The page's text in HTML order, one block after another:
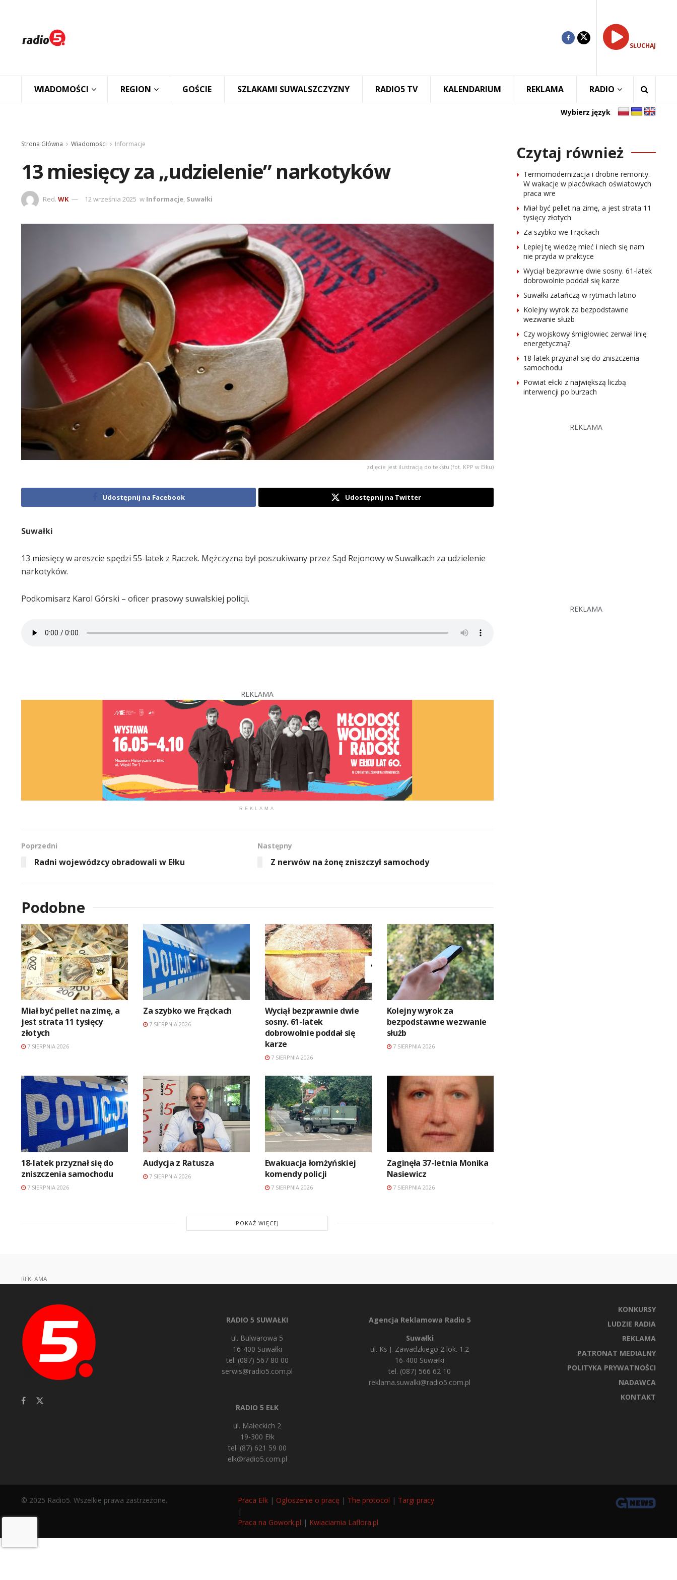
SŁUCHAJ
WIADOMOŚCI REGION GOŚCIE SZLAKAMI SUWALSZCZYZNY RADIO5 TV KALENDARIUM REKLAMA RADIO
Wybierz język
Strona Główna Wiadomości Informacje
13 miesięcy za „udzielenie” narkotyków
Red. WK 12 września 2025 w Informacje, Suwałki
zdjęcie jest ilustracją do tekstu (fot. KPP w Ełku)
Udostępnij na Facebook Udostępnij na Twitter
Suwałki
13 miesięcy w areszcie spędzi 55-latek z Raczek. Mężczyzna był poszukiwany przez Sąd Rejonowy w Suwałkach za udzielenie
narkotyków.
Podkomisarz Karol Górski – oficer prasowy suwalskiej policji.
REKLAMA
REKLAMA
Poprzedni
Radni wojewódzcy obradowali w Ełku
Następny
Z nerwów na żonę zniszczył samochody
Podobne
Miał być pellet na zimę, a
jest strata 11 tysięcy
złotych
7 SIERPNIA 2026
Za szybko we Frąckach
7 SIERPNIA 2026
Wyciął bezprawnie dwie
sosny. 61-latek
dobrowolnie poddał się
karze
7 SIERPNIA 2026
Kolejny wyrok za
bezpodstawne wezwanie
służb
7 SIERPNIA 2026
18-latek przyznał się do
zniszczenia samochodu
7 SIERPNIA 2026
Audycja z Ratusza
7 SIERPNIA 2026
Ewakuacja łomżyńskiej
komendy policji
7 SIERPNIA 2026
Zaginęła 37-letnia Monika
Nasiewicz
7 SIERPNIA 2026
POKAŻ WIĘCEJ
Czytaj również
Termomodernizacja i drobne remonty.
W wakacje w placówkach oświatowych
praca wre
Miał być pellet na zimę, a jest strata 11
tysięcy złotych
Za szybko we Frąckach
Lepiej tę wiedzę mieć i niech się nam
nie przyda w praktyce
Wyciął bezprawnie dwie sosny. 61-latek
dobrowolnie poddał się karze
Suwałki zatańczą w rytmach latino
Kolejny wyrok za bezpodstawne
wezwanie służb
Czy wojskowy śmigłowiec zerwał linię
energetyczną?
18-latek przyznał się do zniszczenia
samochodu
Powiat ełcki z największą liczbą
interwencji po burzach
REKLAMA
REKLAMA
REKLAMA
RADIO 5 SUWAŁKI
ul. Bulwarowa 5
16-400 Suwałki
tel. (087) 567 80 00
serwis@radio5.com.pl
RADIO 5 EŁK
ul. Małeckich 2
19-300 Ełk
tel. (87) 621 59 00
elk@radio5.com.pl
Agencja Reklamowa Radio 5
Suwałki
ul. Ks J. Zawadzkiego 2 lok. 1.2
16-400 Suwałki
tel. (087) 566 62 10
reklama.suwalki@radio5.com.pl
KONKURSY
LUDZIE RADIA
REKLAMA
PATRONAT MEDIALNY
POLITYKA PRYWATNOŚCI
NADAWCA
KONTAKT
© 2025 Radio5. Wszelkie prawa zastrzeżone. Praca Ełk | Ogłoszenie o pracę | The protocol | Targi pracy
|
Praca na Gowork.pl | Kwiaciarnia Laflora.pl